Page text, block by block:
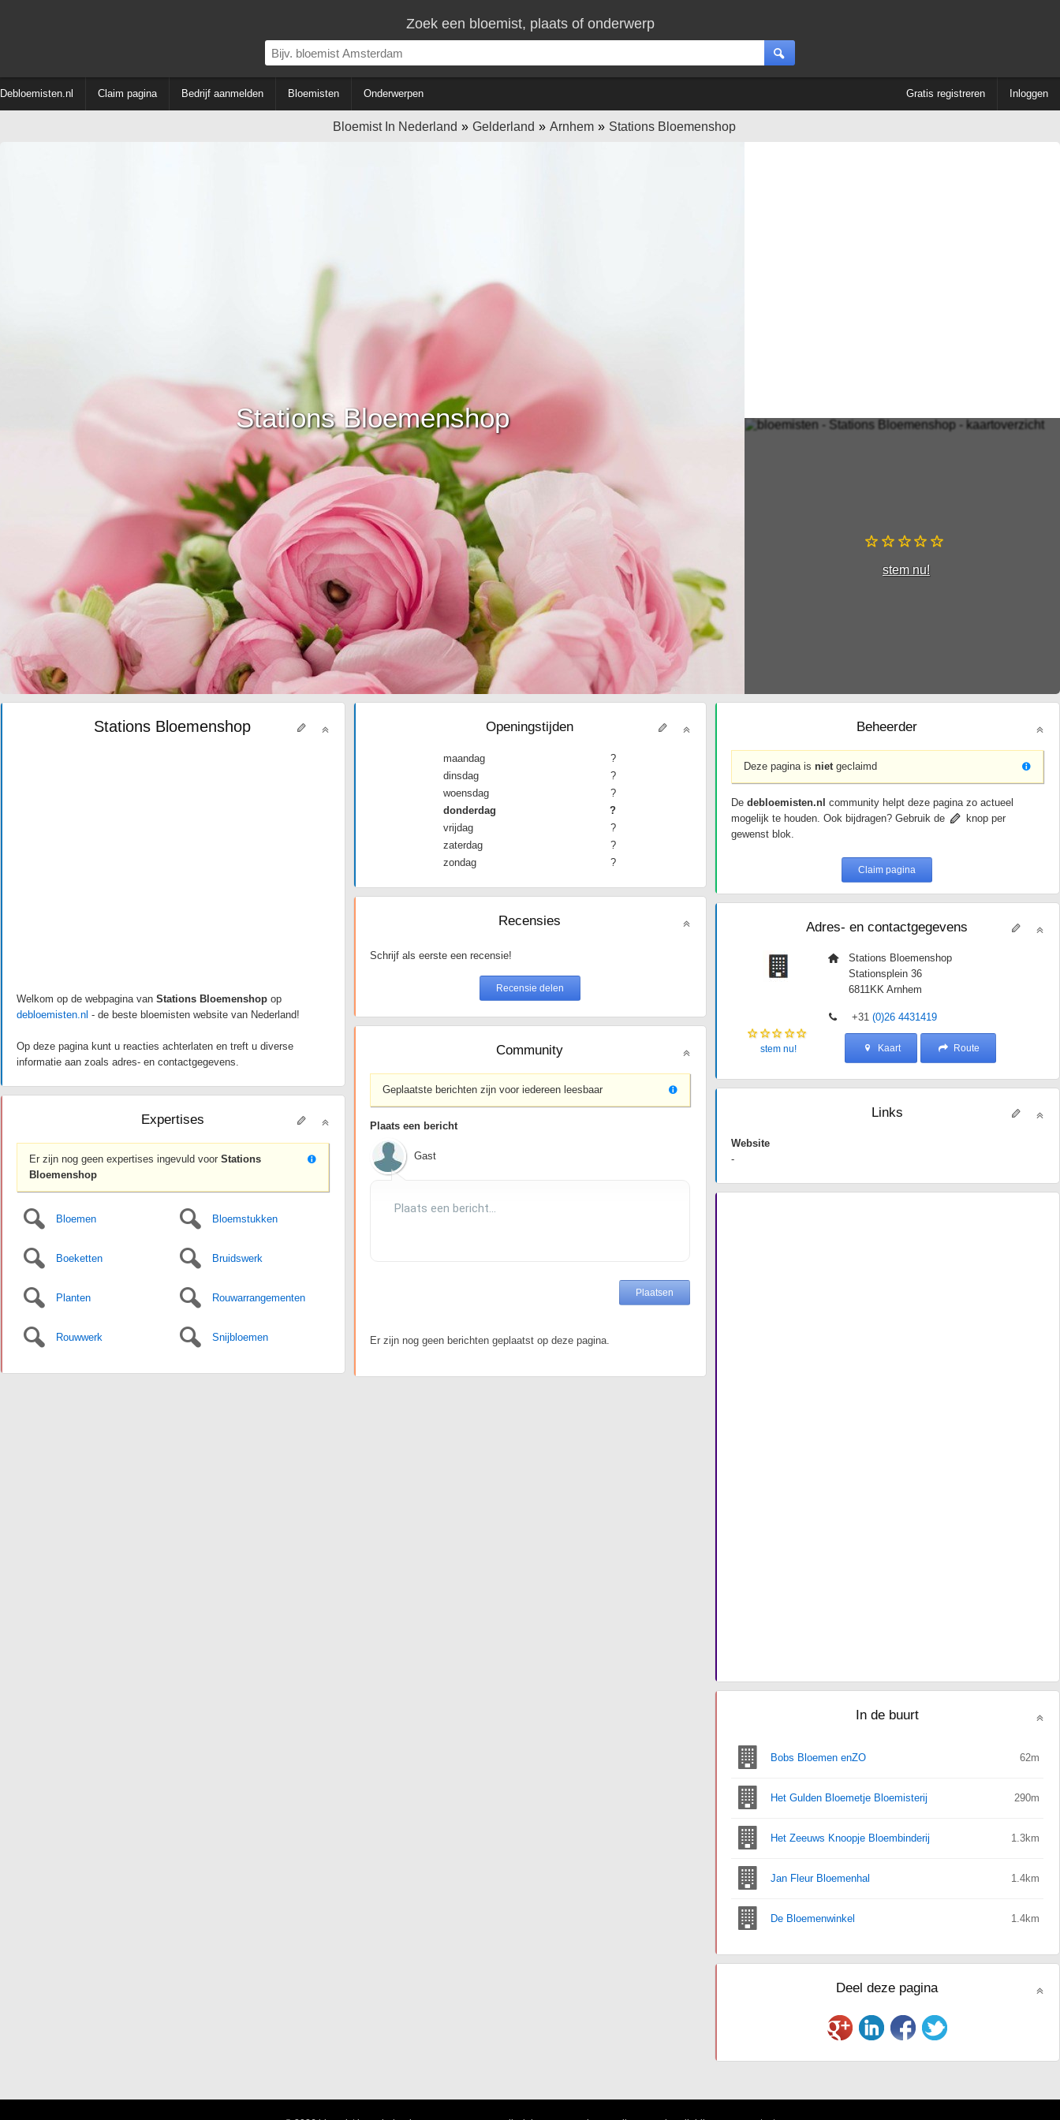
Zoek een bloemist, plaats of onderwerp
Debloemisten.nl Claim pagina Bedrijf aanmelden Bloemisten Onderwerpen Gratis registreren Inloggen
Bloemist In Nederland Gelderland Arnhem Stations Bloemenshop
Stations Bloemenshop
stem nu!
Stations Bloemenshop
Welkom op de webpagina van Stations Bloemenshop op
debloemisten.nl - de beste bloemisten website van Nederland!
Op deze pagina kunt u reacties achterlaten en treft u diverse
informatie aan zoals adres- en contactgegevens.
Expertises
Er zijn nog geen expertises ingevuld voor Stations
Bloemenshop
Bloemen Bloemstukken
Boeketten Bruidswerk
Planten Rouwarrangementen
Rouwwerk Snijbloemen
Openingstijden
maandag
?
dinsdag
?
woensdag
?
donderdag
?
vrijdag
?
zaterdag
?
zondag
?
Recensies
Schrijf als eerste een recensie!
Community
Geplaatste berichten zijn voor iedereen leesbaar
Plaats een bericht
Gast
Er zijn nog geen berichten geplaatst op deze pagina.
Beheerder
Deze pagina is nietgeclaimd
De debloemisten.nl community helpt deze pagina zo actueel
mogelijk te houden. Ook bijdragen? Gebruik de
knop per
gewenst blok.
Claim pagina
Adres- en contactgegevens
Stations Bloemenshop
Stationsplein 36
6811KK Arnhem
+31(0)26 4431419
stem nu! Kaart Route
Links
Website
-
In de buurt
Bobs Bloemen enZO 62m
Het Gulden Bloemetje Bloemisterij 290m
Het Zeeuws Knoopje Bloembinderij 1.3km
Jan Fleur Bloemenhal 1.4km
De Bloemenwinkel 1.4km
Deel deze pagina